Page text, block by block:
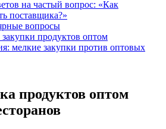
на частый вопрос: «Как
поставщика?»
вопросы
продуктов оптом
мелкие закупки против оптовых
продуктов оптом